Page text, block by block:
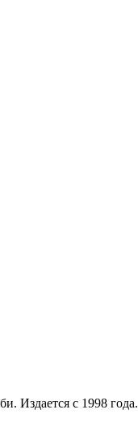
Издается с 1998 года.